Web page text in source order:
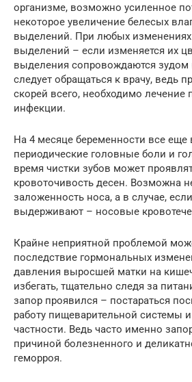
организме, возможно усиленное
некоторое увеличение белесых
выделений. При любых изменениях
выделений – если изменяется их
выделения сопровождаются
следует обращаться к врачу, ведь
скорей всего, необходимо лечение
инфекции.
На 4 месяце беременности все
периодические головные боли и
время чистки зубов может
кровоточивость десен. Возможна
заложенность носа, а в случае,
выдерживают – носовые
Крайне неприятной проблемой
последствие гормональных
давления выросшей матки на
избегать, тщательно следя за
запор проявился – постараться
работу пищеварительной системы
частности. Ведь часто именно
причиной болезненного и
геморроя.